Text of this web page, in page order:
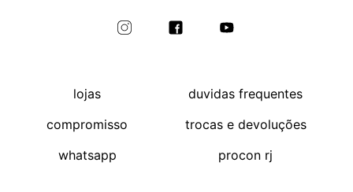
lojas
compromisso
whatsapp
duvidas frequentes
trocas e devoluções
procon rj